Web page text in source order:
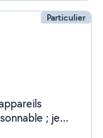
Particulier
; je